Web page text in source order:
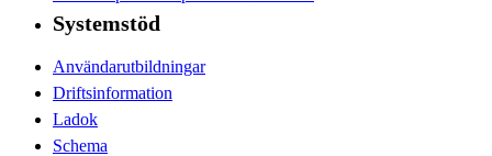
Systemstöd
Användarutbildningar
Driftsinformation
Ladok
Schema